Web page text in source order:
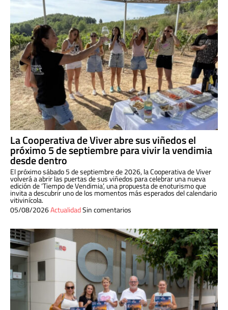
La Cooperativa de Viver abre sus viñedos el
próximo 5 de septiembre para vivir la vendimia
desde dentro
El próximo sábado 5 de septiembre de 2026, la Cooperativa de Viver
volverá a abrir las puertas de sus viñedos para celebrar una nueva
edición de ‘Tiempo de Vendimia’, una propuesta de enoturismo que
invita a descubrir uno de los momentos más esperados del calendario
vitivinícola.
05/08/2026ActualidadSin comentarios